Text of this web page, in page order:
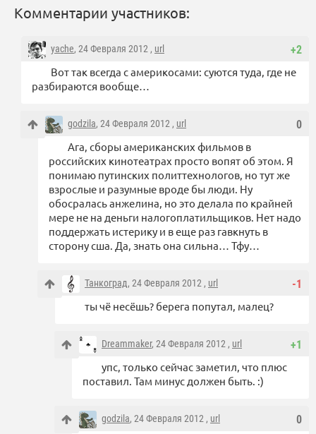
Комментарии участников:
+2
yache, 24 Февраля 2012 , url
Вот так всегда с америкосами: суются туда, где не
разбираются вообще…
0
godzila, 24 Февраля 2012 , url
Ага, сборы американских фильмов в
российских кинотеатрах просто вопят об этом. Я
понимаю путинских политтехнологов, но тут же
взрослые и разумные вроде бы люди. Ну
обосралась анжелина, но это делала по крайней
мере не на деньги налогоплатильщиков. Нет надо
поддержать истерику и в еще раз гавкнуть в
сторону сша. Да, знать она сильна… Тфу…
-1
Танкоград, 24 Февраля 2012 , url
ты чё несёшь? берега попутал, малец?
+1
Dreammaker, 24 Февраля 2012 , url
упс, только сейчас заметил, что плюс
поставил. Там минус должен быть. :)
0
godzila, 24 Февраля 2012 , url